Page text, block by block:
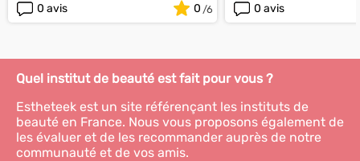
0 avis
0
0 avis
Quel institut de beauté est fait pour vous ?
Estheteek est un site référençant les instituts de
beauté en France. Nous vous proposons également de
les évaluer et de les recommander auprès de notre
communauté et de vos amis.